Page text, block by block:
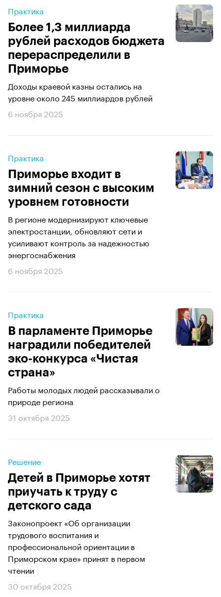
Практика
Более 1,3 миллиарда
рублей расходов бюджета
перераспределили в
Приморье
Доходы краевой казны остались на
уровне около 245 миллиардов рублей
6 ноября 2025
Практика
Приморье входит в
зимний сезон с высоким
уровнем готовности
В регионе модернизируют ключевые
электростанции, обновляют сети и
усиливают контроль за надежностью
энергоснабжения
6 ноября 2025
Практика
В парламенте Приморье
наградили победителей
эко-конкурса «Чистая
страна»
Работы молодых людей рассказывали о
природе региона
31 октября 2025
Решение
Детей в Приморье хотят
приучать к труду с
детского сада
Законопроект «Об организации
трудового воспитания и
профессиональной ориентации в
Приморском крае» принят в первом
чтении
30 октября 2025